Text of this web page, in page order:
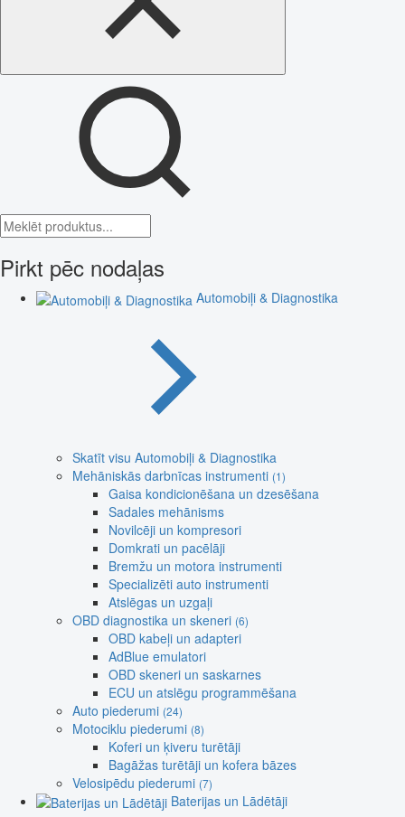
Pirkt pēc nodaļas
Automobiļi & Diagnostika
Skatīt visu Automobiļi & Diagnostika
Mehāniskās darbnīcas instrumenti (1)
Gaisa kondicionēšana un dzesēšana
Sadales mehānisms
Novilcēji un kompresori
Domkrati un pacēlāji
Bremžu un motora instrumenti
Specializēti auto instrumenti
Atslēgas un uzgaļi
OBD diagnostika un skeneri (6)
OBD kabeļi un adapteri
AdBlue emulatori
OBD skeneri un saskarnes
ECU un atslēgu programmēšana
Auto piederumi (24)
Motociklu piederumi (8)
Koferi un ķiveru turētāji
Bagāžas turētāji un kofera bāzes
Velosipēdu piederumi (7)
Baterijas un Lādētāji